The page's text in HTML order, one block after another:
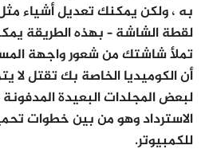
به ، ولكن يمكنك تعديل أشياء
لقطة الشاشة – بهذه الطريقة
تملأ شاشتك من شعور واجهة
أن الكوميديا ​​الخاصة بك تقتل لا
لبعض المجلدات البعيدة
الاسترداد وهو من بين خطوات
للكمبيوتر.